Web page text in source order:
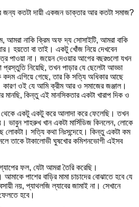
জন্য কতটা দায়ী একজন ডাক্তার আর কতটা সমাজ?
আমরা নাকি ক্রিম অফ দ্য সোসাইটি, আমরা বাকি
হয়তো বা তাই। একটু খোঁজ নিয়ে দেখবেন
পাওয়া না। জয়েন দেওয়ার আগের বছরগুলো যখন
প্রস্তুতি নিয়েছি, তখন পাড়ার যে ছেলেটা আড্ডা
কদম এগিয়ে গেছে, তার কি সত্যি অধিকার আছে
ওই যে আমি ক্রীম আর ও সমাজের জঞ্জাল।
মানছি, কিন্তু এই মানসিকতার একটা খারাপ দিক ও
থেকে একটু একটু করে আলাদা করে ফেলেছি। তখন
ভাবুন শাহরুখ খান একটা মার্সিডিজ কিনলেন, লোকে
লোকটা। সত্যি কথা নিঃসন্দেহে। কিন্তু একটা কম
তাকে টাকালোভী ঘুষখোর কমিশনভোগী এইসব
ফল, যেটা আমরা তৈরি করেছি।
পাশের বাড়ির মামা চাচাদের বোঝাতে হবে যে
নয়, প্যাথলজি ল্যাবের জামাই না। সেখানে
হবে।